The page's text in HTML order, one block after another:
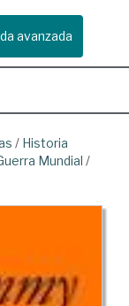
avanzada
/ Historia
Mundial /